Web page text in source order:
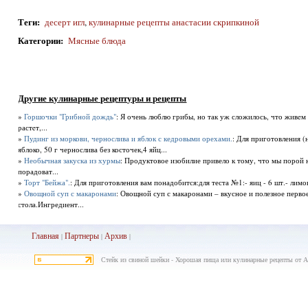
Теги: десерт игл,кулинарные рецепты анастасии скрипкиной
Категории: Мясные блюда
Другие кулинарные рецептуры и рецепты
»Горшочки "Грибной дождь": Я очень люблю грибы, но так уж сложилось, что живeм
растeт,...
»Пудинг из моркови, чернослива и яблок с кедровыми орехами. : Для приготовления
яблоко, 50 г чернослива без косточек,4 яйц...
»Необычная закуска из хурмы: Продуктовое изобилие привело к тому, что мы порой
порадоват...
»Торт "Бейжа". : Для приготовления вам понадобится:для теста №1:- яиц - 6 шт.-
»Овощной суп с макаронами: Овощной суп с макаронами – вкусное и полезное
стола.Ингредиент...
Главная |Партнеры |Архив |
Стейк из свиной шейки - Хорошая пища или кулинарные рецепты от